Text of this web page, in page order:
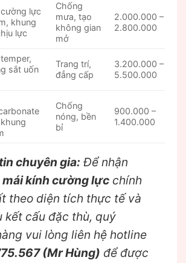
lực
khung
lực
Chống
mưa, tạo
không gian
mở
2.000.000 –
2.800.000
sắt uốn
Trang trí,
đẳng cấp
3.200.000 –
5.500.000
Chống
nóng, bền
bỉ
900.000 –
1.400.000
chuyên gia: Để nhận
mái kính cường lực chính
theo diện tích thực tế và
kết cấu đặc thù, quý
vui lòng liên hệ hotline
(Mr Hùng) để được